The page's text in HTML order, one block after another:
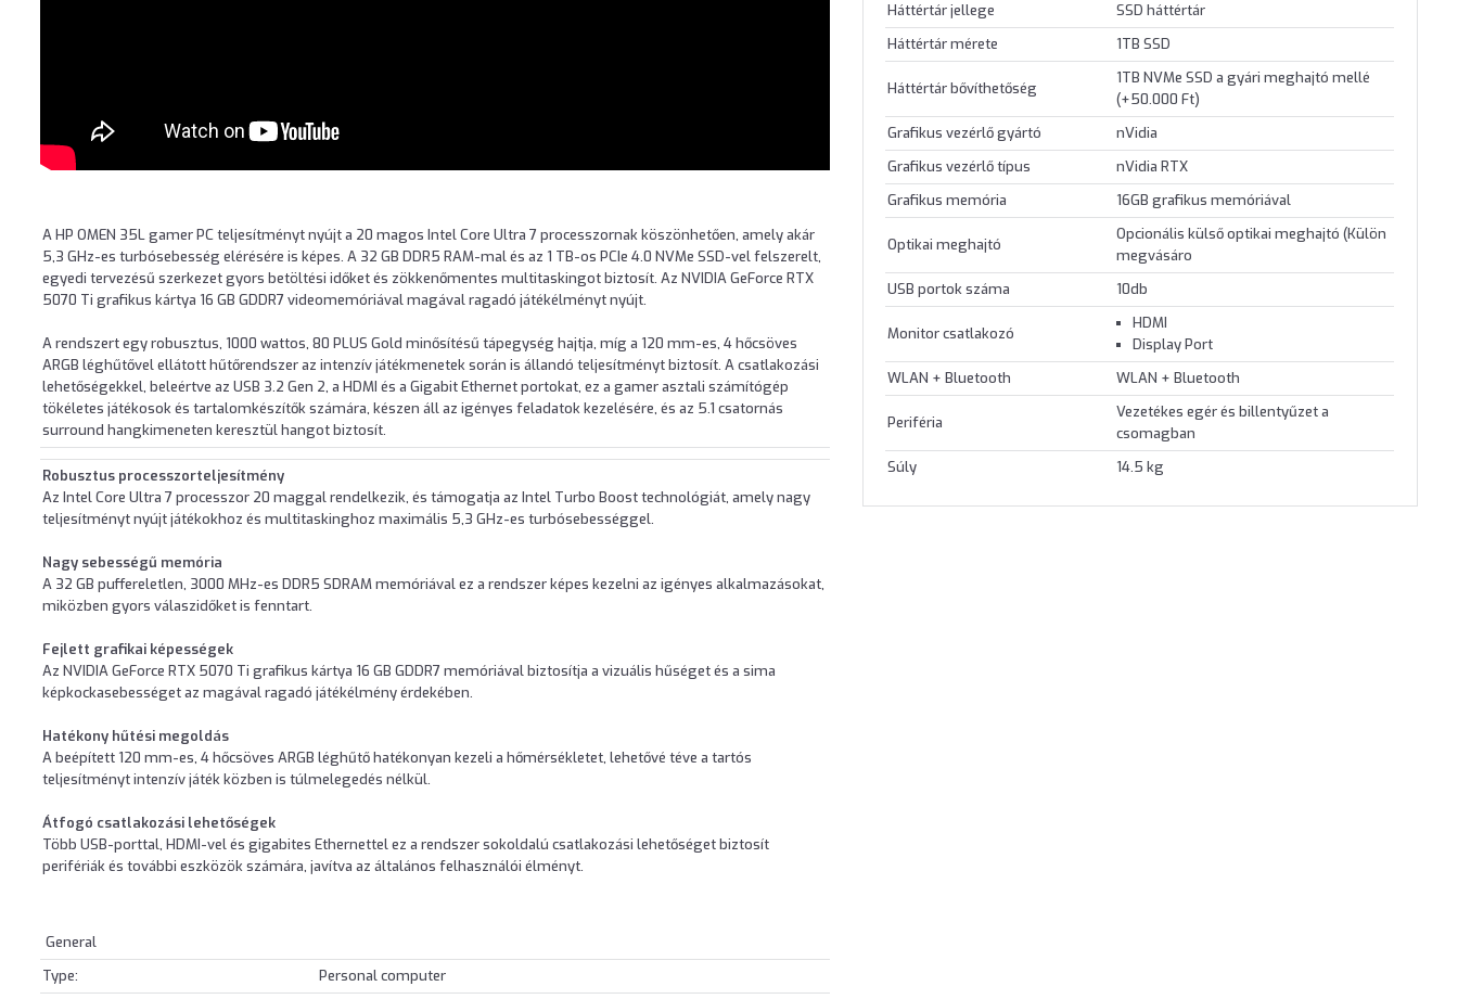
A HP OMEN 35L gamer PC teljesítményt nyújt a 20 magos Intel Core Ultra 7 processzornak köszönhetően, amely akár
5,3 GHz-es turbósebesség elérésére is képes. A 32 GB DDR5 RAM-mal és az 1 TB-os PCIe 4.0 NVMe SSD-vel felszerelt,
egyedi tervezésű szerkezet gyors betöltési időket és zökkenőmentes multitaskingot biztosít. Az NVIDIA GeForce RTX
5070 Ti grafikus kártya 16 GB GDDR7 videomemóriával magával ragadó játékélményt nyújt.
A rendszert egy robusztus, 1000 wattos, 80 PLUS Gold minősítésű tápegység hajtja, míg a 120 mm-es, 4 hőcsöves
ARGB léghűtővel ellátott hűtőrendszer az intenzív játékmenetek során is állandó teljesítményt biztosít. A csatlakozási
lehetőségekkel, beleértve az USB 3.2 Gen 2, a HDMI és a Gigabit Ethernet portokat, ez a gamer asztali számítógép
tökéletes játékosok és tartalomkészítők számára, készen áll az igényes feladatok kezelésére, és az 5.1 csatornás
surround hangkimeneten keresztül hangot biztosít.
Robusztus processzorteljesítmény
Az Intel Core Ultra 7 processzor 20 maggal rendelkezik, és támogatja az Intel Turbo Boost technológiát, amely nagy
teljesítményt nyújt játékokhoz és multitaskinghoz maximális 5,3 GHz-es turbósebességgel.
Nagy sebességű memória
A 32 GB puffereletlen, 3000 MHz-es DDR5 SDRAM memóriával ez a rendszer képes kezelni az igényes alkalmazásokat,
miközben gyors válaszidőket is fenntart.
Fejlett grafikai képességek
Az NVIDIA GeForce RTX 5070 Ti grafikus kártya 16 GB GDDR7 memóriával biztosítja a vizuális hűséget és a sima
képkockasebességet az magával ragadó játékélmény érdekében.
Hatékony hűtési megoldás
A beépített 120 mm-es, 4 hőcsöves ARGB léghűtő hatékonyan kezeli a hőmérsékletet, lehetővé téve a tartós
teljesítményt intenzív játék közben is túlmelegedés nélkül.
Átfogó csatlakozási lehetőségek
Több USB-porttal, HDMI-vel és gigabites Ethernettel ez a rendszer sokoldalú csatlakozási lehetőséget biztosít
perifériák és további eszközök számára, javítva az általános felhasználói élményt.
General
Type:
Personal computer
Háttértár jellege
SSD háttértár
Háttértár mérete
1TB SSD
Háttértár bővíthetőség
1TB NVMe SSD a gyári meghajtó mellé
(+50.000 Ft)
Grafikus vezérlő gyártó
nVidia
Grafikus vezérlő típus
nVidia RTX
Grafikus memória
16GB grafikus memóriával
Optikai meghajtó
Opcionális külső optikai meghajtó (Külön
megvásáro
USB portok száma
10db
Monitor csatlakozó
HDMI
Display Port
WLAN + Bluetooth
WLAN + Bluetooth
Periféria
Vezetékes egér és billentyűzet a
csomagban
Súly
14.5 kg